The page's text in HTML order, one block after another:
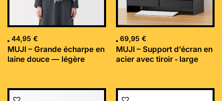
44,95 €
MUJI – Grande écharpe en
laine douce — légère
69,95 €
MUJI – Support d’écran en
acier avec tiroir ‐ large